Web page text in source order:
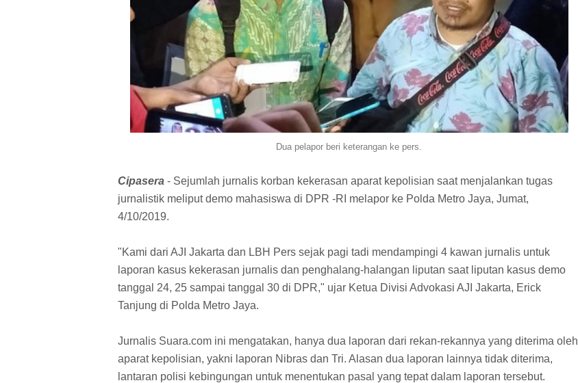
Dua pelapor beri keterangan ke pers.
Cipasera - Sejumlah jurnalis korban kekerasan aparat kepolisian saat menjalankan tugas
jurnalistik meliput demo mahasiswa di DPR -RI melapor ke Polda Metro Jaya, Jumat,
4/10/2019.
"Kami dari AJI Jakarta dan LBH Pers sejak pagi tadi mendampingi 4 kawan jurnalis untuk
laporan kasus kekerasan jurnalis dan penghalang-halangan liputan saat liputan kasus demo
tanggal 24, 25 sampai tanggal 30 di DPR," ujar Ketua Divisi Advokasi AJI Jakarta, Erick
Tanjung di Polda Metro Jaya.
Jurnalis Suara.com ini mengatakan, hanya dua laporan dari rekan-rekannya yang diterima oleh
aparat kepolisian, yakni laporan Nibras dan Tri. Alasan dua laporan lainnya tidak diterima,
lantaran polisi kebingungan untuk menentukan pasal yang tepat dalam laporan tersebut.